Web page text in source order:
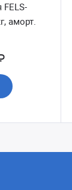
аморт.